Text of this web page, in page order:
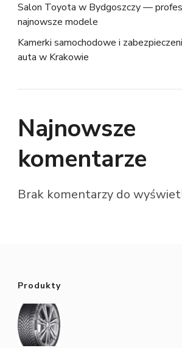
Salon Toyota w Bydgoszczy —
najnowsze modele
Kamerki samochodowe i
auta w Krakowie
Najnowsze
komentarze
Brak komentarzy do
Produkty